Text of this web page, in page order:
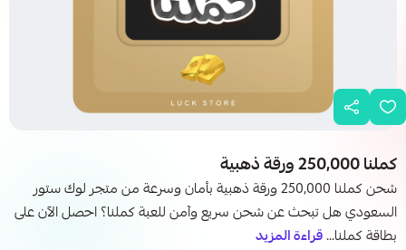
كملنا 250,000 ورقة ذهبية
شحن كملنا 250,000 ورقة ذهبية بأمان وسرعة من متجر لوك ستور
السعودي هل تبحث عن شحن سريع وآمن للعبة كملنا؟ احصل الآن على
بطاقة كملنا...قراءة المزيد